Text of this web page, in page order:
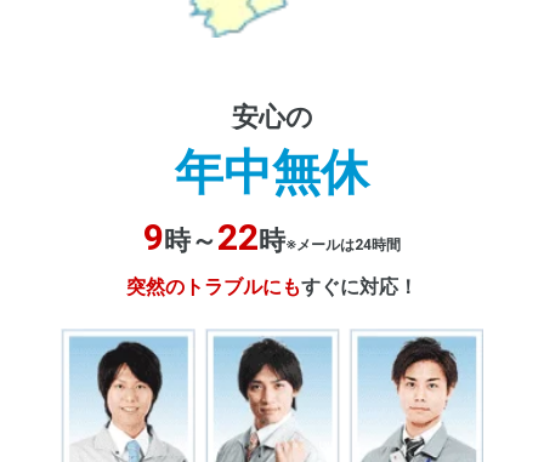
安心の
年中無休
9 時～22 時※メールは24時間
突然のトラブルにもすぐに対応！